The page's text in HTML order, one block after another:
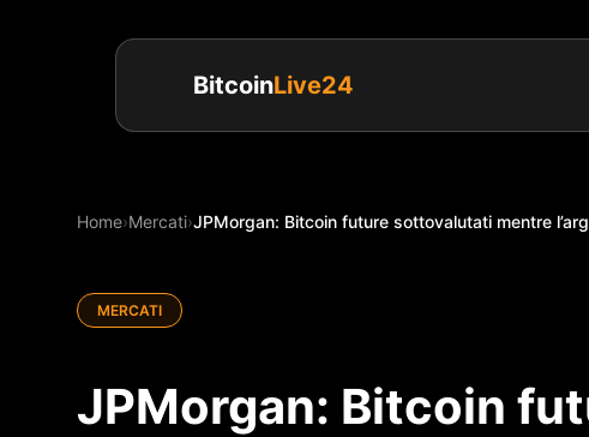
BitcoinLive24
Home›Mercati›JPMorgan: Bitcoin future sottovalutati mentre
MERCATI
JPMorgan: Bitcoin